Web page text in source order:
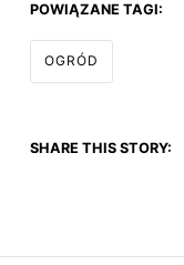
POWIĄZANE TAGI:
OGRÓD
SHARE THIS STORY: